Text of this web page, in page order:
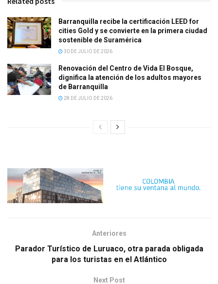
Barranquilla recibe la certificación LEED for
cities Gold y se convierte en la primera ciudad
sostenible de Suramérica
30 DE JULIO DE 2026
Renovación del Centro de Vida El Bosque,
dignifica la atención de los adultos mayores
de Barranquilla
28 DE JULIO DE 2026
Anteriores
Parador Turístico de Luruaco, otra parada obligada
para los turistas en el Atlántico
Next Post